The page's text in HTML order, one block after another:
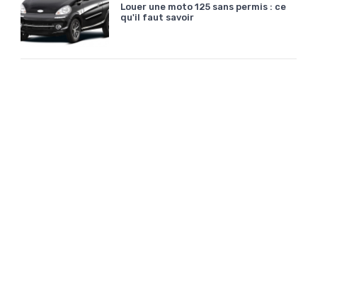
Louer une moto 125 sans permis : ce
qu'il faut savoir